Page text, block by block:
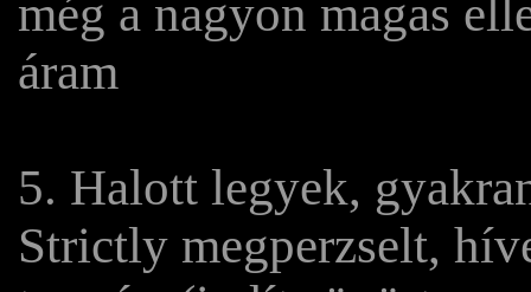
még a nagyon magas
áram
5. Halott legyek,
Strictly megperzselt,